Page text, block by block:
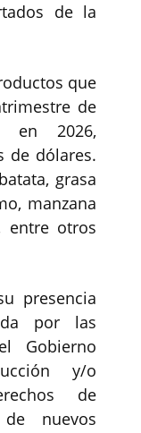
de la
que
de
2026,
de dólares.
grasa
manzana
entre otros
presencia
por las
Gobierno
y/o
de
nuevos